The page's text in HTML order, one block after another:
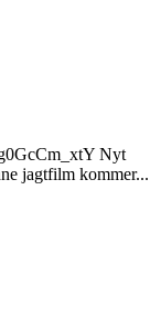
Nyt
jagtfilm kommer...